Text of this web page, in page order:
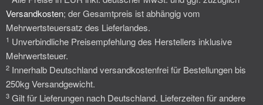
Versandkosten; der Gesamtpreis ist abhängig vom
Mehrwertsteuersatz des Lieferlandes.
1 Unverbindliche Preisempfehlung des Herstellers inklusive
Mehrwertsteuer.
2 Innerhalb Deutschland versandkostenfrei für Bestellungen bis
250kg Versandgewicht.
3 Gilt für Lieferungen nach Deutschland. Lieferzeiten für andere